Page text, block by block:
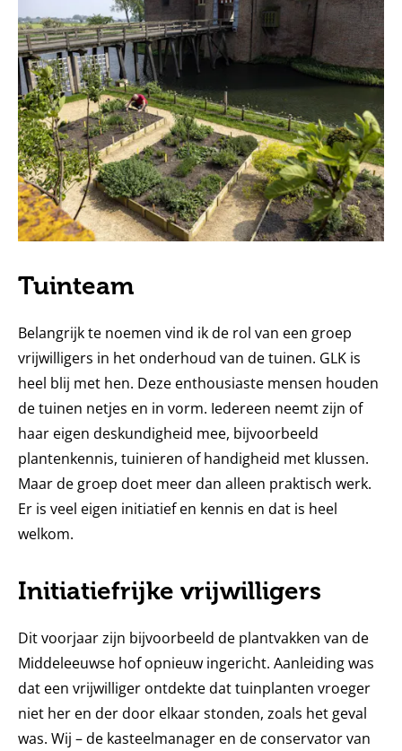
Tuinteam
Belangrijk te noemen vind ik de rol van een groep
vrijwilligers in het onderhoud van de tuinen. GLK is
heel blij met hen. Deze enthousiaste mensen houden
de tuinen netjes en in vorm. Iedereen neemt zijn of
haar eigen deskundigheid mee, bijvoorbeeld
plantenkennis, tuinieren of handigheid met klussen.
Maar de groep doet meer dan alleen praktisch werk.
Er is veel eigen initiatief en kennis en dat is heel
welkom.
Initiatiefrijke vrijwilligers
Dit voorjaar zijn bijvoorbeeld de plantvakken van de
Middeleeuwse hof opnieuw ingericht. Aanleiding was
dat een vrijwilliger ontdekte dat tuinplanten vroeger
niet her en der door elkaar stonden, zoals het geval
was. Wij – de kasteelmanager en de conservator van